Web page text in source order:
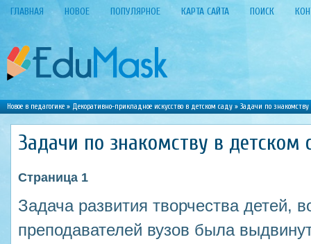
ГЛАВНАЯ НОВОЕ ПОПУЛЯРНОЕ КАРТА САЙТА ПОИСК
Новое в педагогике»Декоративно-прикладное искусство в детском саду» Задачи по знакомству
Задачи по знакомству в детском
Страница 1
Задача развития творчества детей,
преподавателей вузов была